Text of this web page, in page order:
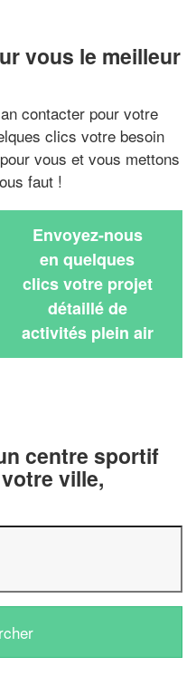
vous le meilleur
contacter pour votre
clics votre besoin
vous et vous mettons
faut !
Envoyez-nous
en quelques
clics votre projet
détaillé de
activités plein air
centre sportif
ville,
êtes un
?